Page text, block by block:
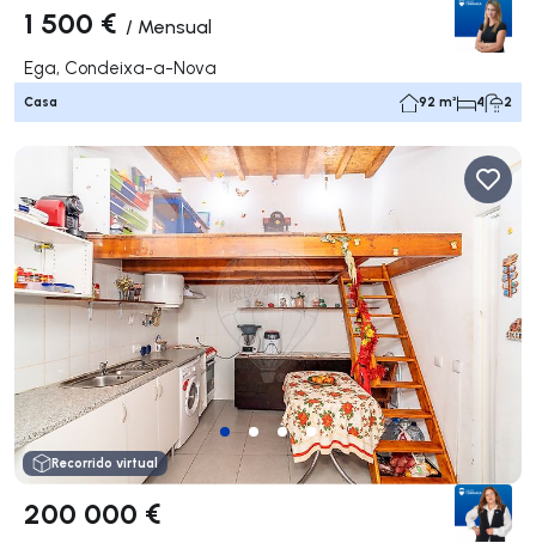
1 500 € / Mensual
Ega, Condeixa-a-Nova
Casa 92 m² 4 2
Recorrido virtual
200 000 €